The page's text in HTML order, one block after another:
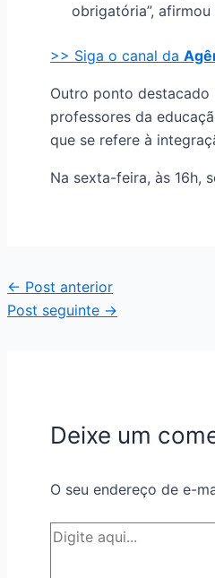
obrigatória”,
>> Siga o canal da
Outro ponto destacado
professores da
que se refere à
Na sexta-feira, às 16h,
← Post anterior
Post seguinte →
Deixe um
O seu endereço de e-